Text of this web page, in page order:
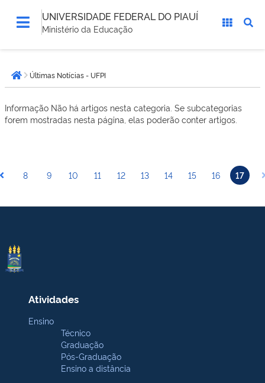
UNIVERSIDADE FEDERAL DO PIAUÍ
Ministério da Educação
está
aqui:Página inicial
Últimas Notícias - UFPI
Informação Não há artigos nesta categoria. Se subcategorias
forem mostradas nesta página, elas poderão conter artigos.
8 9 10 11 12 13 14 15 16 17
Atividades
Ensino
Técnico
Graduação
Pós-Graduação
Ensino a distância